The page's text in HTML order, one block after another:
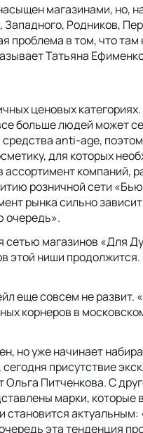
магазинами, но,
Родников,
проблема в том, что
Татьяна
ценовых
больше людей может
anti-age,
для которых
ассортимент компаний,
розничной сети
рынка сильно
очередь».
сетью магазинов «Для
этой ниши
еще совсем не развит.
корнеров в
но уже начинает
присутствие
Питченкова. С
марки, которые
становится
эта тенденция